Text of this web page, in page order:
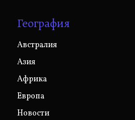
География
Австралия
Азия
Африка
Европа
Новости